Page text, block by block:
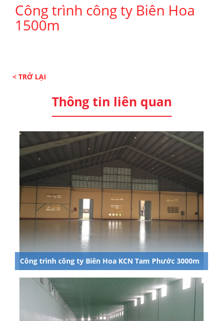
Công trình công ty Biên Hoa
1500m
< TRỞ LẠI
Thông tin liên quan
Công trình công ty Biên Hoa KCN Tam Phước 3000m